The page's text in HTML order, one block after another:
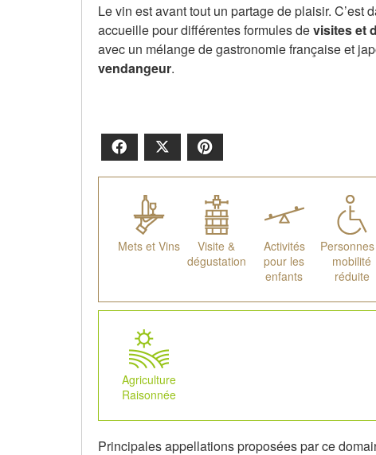
Le vin est avant tout un partage de plaisir. C’est
accueille pour différentes formules devisites et
avec un mélange de gastronomie française et
vendangeur.
Facebook
Mets et Vins
Visite &
dégustation
Activités
pour les
enfants
mobilité
réduite
Agriculture
Raisonnée
Principales appellations proposées par ce